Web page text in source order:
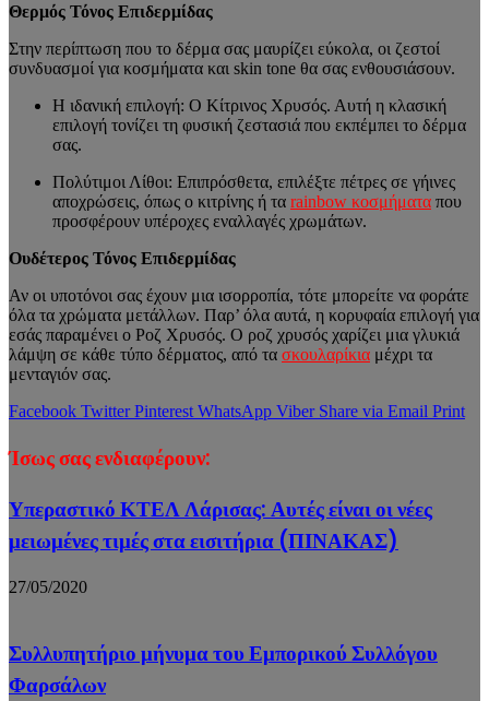
Θερμός Τόνος Επιδερμίδας
Στην περίπτωση που το δέρμα σας μαυρίζει εύκολα, οι ζεστοί
συνδυασμοί για κοσμήματα και skin tone θα σας ενθουσιάσουν.
Η ιδανική επιλογή: Ο Κίτρινος Χρυσός. Αυτή η κλασική
επιλογή τονίζει τη φυσική ζεστασιά που εκπέμπει το δέρμα
σας.
Πολύτιμοι Λίθοι: Επιπρόσθετα, επιλέξτε πέτρες σε γήινες
αποχρώσεις, όπως ο κιτρίνης ή τα rainbow κοσμήματα που
προσφέρουν υπέροχες εναλλαγές χρωμάτων.
Ουδέτερος Τόνος Επιδερμίδας
Αν οι υποτόνοι σας έχουν μια ισορροπία, τότε μπορείτε να φοράτε
όλα τα χρώματα μετάλλων. Παρ’ όλα αυτά, η κορυφαία επιλογή για
εσάς παραμένει ο Ροζ Χρυσός. Ο ροζ χρυσός χαρίζει μια γλυκιά
λάμψη σε κάθε τύπο δέρματος, από τα σκουλαρίκια μέχρι τα
μενταγιόν σας.
Facebook Twitter Pinterest WhatsApp Viber Share via Email Print
Ίσως σας ενδιαφέρουν:
Υπεραστικό ΚΤΕΛ Λάρισας: Αυτές είναι οι νέες
μειωμένες τιμές στα εισιτήρια (ΠΙΝΑΚΑΣ)
27/05/2020
Συλλυπητήριο μήνυμα του Εμπορικού Συλλόγου
Φαρσάλων